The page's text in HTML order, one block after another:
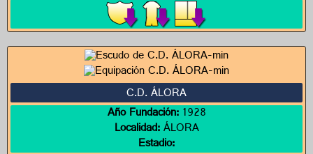
C.D. ÁLORA
Año Fundación:1928
Localidad:ÁLORA
Estadio: